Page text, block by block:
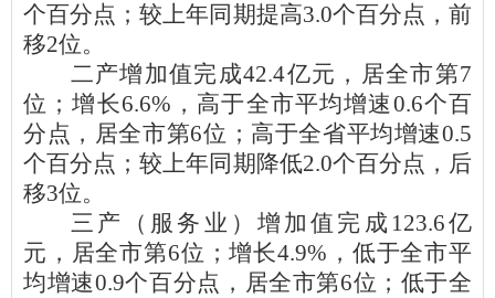
个百分点；较上年同期提高3.0个百分点，前
移2位。
二产增加值完成42.4亿元，居全市第7
位；增长6.6%，高于全市平均增速0.6个百
分点，居全市第6位；高于全省平均增速0.5
个百分点；较上年同期降低2.0个百分点，后
移3位。
三产（服务业）增加值完成123.6亿
元，居全市第6位；增长4.9%，低于全市平
均增速0.9个百分点，居全市第6位； 低于全